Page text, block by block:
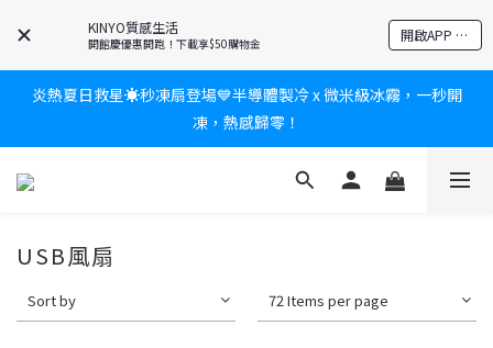
KINYO質感生活
開館慶優惠開跑！下載享$50購物金 開啟APP 享隱藏優惠
新會員送$100購物金✨再享消費回饋無極限
爸氣有禮賞🎁全館任2件9折✨刮鬍刀、按摩家電、電動牙刷、藍芽
耳機🎀給爸爸一個驚喜大禮包
炎熱夏日救星☀️秒凍扇登場💙半導體製冷 x 微米級冰霧，一秒開
凍，熱感歸零！
新會員送$100購物金✨再享消費回饋無極限
USB風扇
Sort by 72 Items per page